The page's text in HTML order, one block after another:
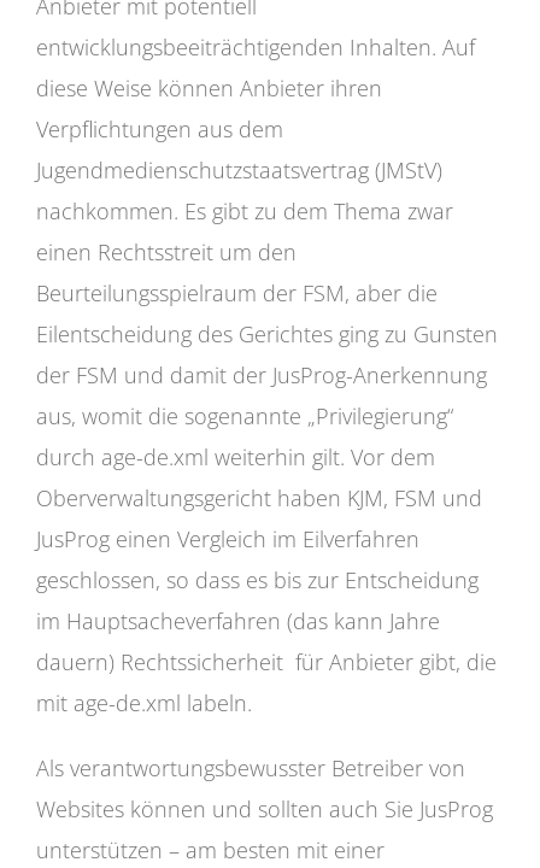
Anbieter mit potentiell
entwicklungsbeeiträchtigenden Inhalten. Auf
diese Weise können Anbieter ihren
Verpflichtungen aus dem
Jugendmedienschutzstaatsvertrag (JMStV)
nachkommen. Es gibt zu dem Thema zwar
einen Rechtsstreit um den
Beurteilungsspielraum der FSM, aber die
Eilentscheidung des Gerichtes ging zu Gunsten
der FSM und damit der JusProg-Anerkennung
aus, womit die sogenannte „Privilegierung“
durch age-de.xml weiterhin gilt. Vor dem
Oberverwaltungsgericht haben KJM, FSM und
JusProg einen Vergleich im Eilverfahren
geschlossen, so dass es bis zur Entscheidung
im Hauptsacheverfahren (das kann Jahre
dauern) Rechtssicherheit für Anbieter gibt, die
mit age-de.xml labeln.
Als verantwortungsbewusster Betreiber von
Websites können und sollten auch Sie JusProg
unterstützen – am besten mit einer